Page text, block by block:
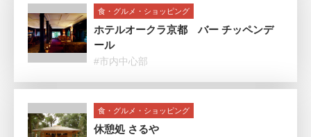
食・グルメ・ショッピング
ホテルオークラ京都 バー チッペンデ
ール
#市内中心部
食・グルメ・ショッピング
休憩処 さるや